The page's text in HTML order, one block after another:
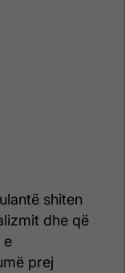
shiten
dhe që
e
prej